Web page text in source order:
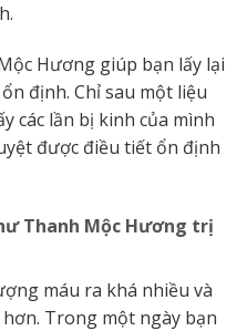
Hương giúp bạn lấy lại
định. Chỉ sau một liệu
các lần bị kinh của mình
được điều tiết ổn định
Thanh Mộc Hương trị
máu ra khá nhiều và
Trong một ngày bạn